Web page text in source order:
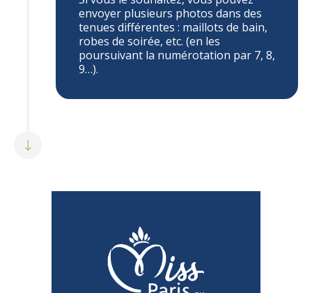
envoyer plusieurs photos dans des
tenues différentes : maillots de bain,
robes de soirée, etc. (en les
poursuivant la numérotation par 7, 8,
9…).